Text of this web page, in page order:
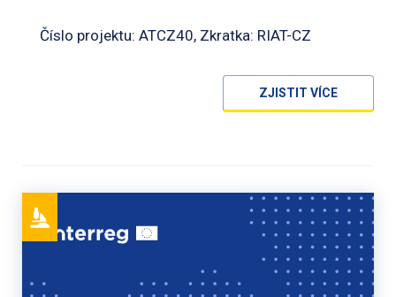
Číslo projektu: ATCZ40, Zkratka: RIAT-CZ
ZJISTIT VÍCE